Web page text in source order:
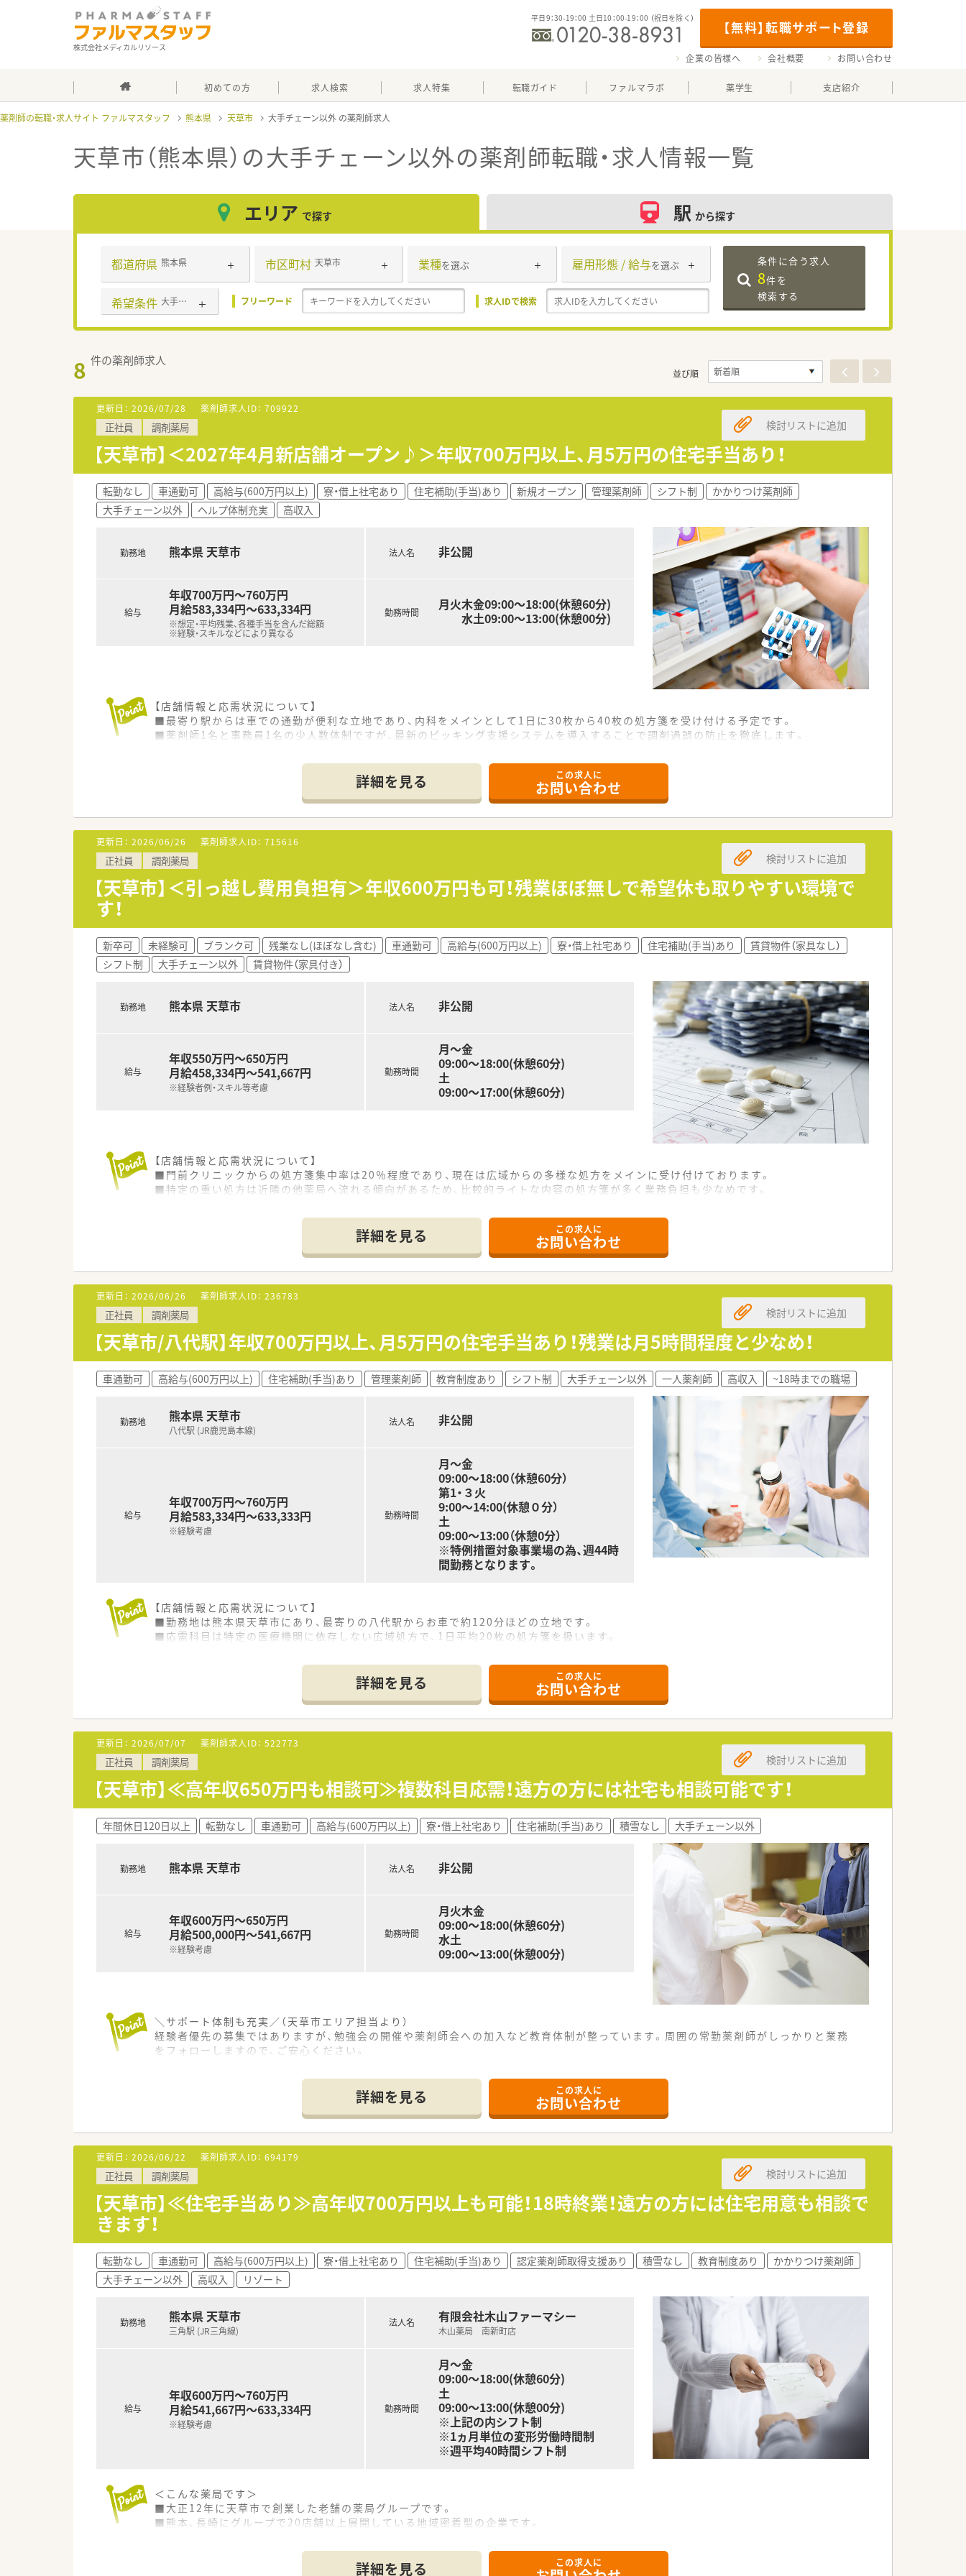
株式会社メディカルリソース
【無料】転職サポート登録
平日9：30-19：00 土日10：00-19：00 （祝日を除く）
企業の皆様へ 会社概要 お問い合わせ
初めての方 求人検索 求人特集 転職ガイド ファルマラボ 薬学生 支店紹介
薬剤師の転職・求人サイト ファルマスタッフ 熊本県 天草市 大手チェーン以外
天草市（熊本県）の大手チェーン以外の薬剤師転職・求人情報一覧
エリア で探す 駅 から探す
都道府県 熊本県 市区町村 天草市 業種を選ぶ 雇用形態 / 給与を選ぶ
希望条件 大手チェーン以外 フリーワード 求人IDで検索
条件に合う求人
8件を
検索する
8 件の薬剤師求人
並び順
更新日： 2026/07/28 薬剤師求人ID： 709922
正社員 調剤薬局
【天草市】＜2027年4月新店舗オープン♪＞年収700万円以上、月5万円の住宅手当あり！
検討リストに追加
転勤なし 車通勤可 高給与(600万円以上) 寮・借上社宅あり 住宅補助(手当)あり 新規オープン 管理薬剤師 シフト制
かかりつけ薬剤師
大手チェーン以外
ヘルプ体制充実 高収入
勤務地 熊本県 天草市
給与
年収700万円～760万円
月給583,334円～633,334円
※想定・平均残業、各種手当を含んだ総額
※経験・スキルなどにより異なる
法人名 非公開
勤務時間
月火木金09:00～18:00(休憩60分)
水土09:00～13:00(休憩00分)
【店舗情報と応需状況について】
■最寄り駅からは車での通勤が便利な立地であり、内科をメインとして1日に30枚から40枚の処方箋を受け付ける予定です。
■薬剤師1名と事務員1名の少人数体制ですが、最新のピッキング支援システムを導入することで調剤過誤の防止を徹底します。
■2027年4月の新店舗オープンに伴う急募案件であり、店舗運営の要となる管理薬剤師として活躍できる方を求めています。
■管理薬剤師の経験がある方はもちろん、一人薬剤師として責任を持って業務に取り組んだ経験をお持ちの方を歓迎いたします。
■地域の方々に信頼される薬局をゼロから共に作り上げ、円滑なコミュニケーションで周囲をリードできる方を募集しています。
【法人特徴について】
■歴史ある老舗企業であり、地域に密着した薬局グループとして21店舗を安定展開しています。
■年間1店舗から2店舗のペースで着実に新規出店を続けており、成長性と安定性を兼ね備えた経営基盤が大きな特徴です。
■グループ全店でピッキング支援システムを導入するなど、IT技術を積極的に活用して安全な調剤環境の整備に努めています。
■管理薬剤師候補として年収600万円から760万円の提示が可能であり、経験や実績を正当に評価する高待遇な案件です。
■遠方から転居を伴う入職を希望される方には、引越代や移動費用、さらには敷金礼金まで会社側で負担することが可能です。
■2027年4月の開院に向けたオープニングスタッフの募集ですので、新しい環境で自身の理想とする店舗作りが経験できます。
詳細を見る この求人に
お問い合わせ
更新日： 2026/06/26 薬剤師求人ID： 715616
正社員 調剤薬局
【天草市】＜引っ越し費用負担有＞年収600万円も可！残業ほぼ無しで希望休も取りやすい環境で
す！
検討リストに追加
新卒可 未経験可 ブランク可 残業なし(ほぼなし含む) 車通勤可 高給与(600万円以上) 寮・借上社宅あり 住宅補助(手当)あり
賃貸物件（家具なし）
シフト制
大手チェーン以外 賃貸物件（家具付き）
勤務地 熊本県 天草市
給与
年収550万円～650万円
月給458,334円～541,667円
※経験者例・スキル等考慮
法人名 非公開
勤務時間
月～金
09:00～18:00(休憩60分)
土
09:00～17:00(休憩60分)
【店舗情報と応需状況について】
■門前クリニックからの処方箋集中率は20％程度であり、現在は広域からの多様な処方をメインに受け付けております。
■特定の重い処方は近隣の他薬局へ流れる傾向があるため、比較的ライトな内容の処方箋が多く業務負担も少なめです。
■長年勤務されたベテラン薬剤師の退職に伴う欠員補充のため、今後の店舗運営を支えてくださる方を急募しております。
■経験者はもちろんのこと、ブランクのある方や未経験の方でも、地域医療に貢献したい意欲のある方を歓迎いたします。
■周囲のスタッフと協力し合い、円滑なコミュニケーションを取りながら業務に取り組める誠実な方を求めております。
【法人特徴について】
■八代市に本社を置く薬品会社が母体となって運営されているため、非常に強固で安心できる経営基盤が大きな魅力です。
■熊本県内を中心に福岡県まで計8店舗を展開しており、今後もさらなる店舗展開を見据えている成長中の企業です。
■社員の働きやすさを第一に考えながら、創業期の活気と地域密着のアットホームな雰囲気を両立させている法人です。
詳細を見る この求人に
お問い合わせ
更新日： 2026/06/26 薬剤師求人ID： 236783
正社員 調剤薬局
【天草市/八代駅】年収700万円以上、月5万円の住宅手当あり！残業は月5時間程度と少なめ！
検討リストに追加
車通勤可 高給与(600万円以上) 住宅補助(手当)あり 管理薬剤師 教育制度あり シフト制 大手チェーン以外 一人薬剤師 高収入 ~18時までの職場
勤務地 熊本県 天草市
八代駅 (JR鹿児島本線)
給与
年収700万円～760万円
月給583,334円～633,333円
※経験考慮
法人名 非公開
勤務時間
月～金
09:00～18:00（休憩60分）
第1・３火
9:00～14:00(休憩０分）
土
09:00～13:00（休憩0分）
※特例措置対象事業場の為、週44時
間勤務となります。
【店舗情報と応需状況について】
■勤務地は熊本県天草市にあり、最寄りの八代駅からお車で約120分ほどの立地です。
■応需科目は特定の医療機関に依存しない広域処方で、1日平均20枚の処方箋を扱います。
■大正12年に創業し、100年以上の歴史を誇る地域に根差した安定した薬局グループです。
■熊本県内に23店舗の調剤薬局を展開しており、今後も年間1〜2店舗の新規出店を計画中です。
■全店舗をオンラインで結び、月1回の勉強会を実施するなど、教育体制が非常に充実しています。
【こんな取り組みをしています】
■全店舗にピッキング支援システムを導入し、薬剤師の負担軽減と安全性向上を図ります。
■月に1度、全店の薬剤師が参加するインターネット会議で情報共有や研修を行っています。
■地域支援体制加算を算定しており、地域住民の健康サポートに積極的に取り組んでいます。
詳細を見る この求人に
お問い合わせ
更新日： 2026/07/07 薬剤師求人ID： 522773
正社員 調剤薬局
【天草市】≪高年収650万円も相談可≫複数科目応需！遠方の方には社宅も相談可能です！
検討リストに追加
年間休日120日以上 転勤なし 車通勤可 高給与(600万円以上) 寮・借上社宅あり 住宅補助(手当)あり 積雪なし 大手チェーン以外
勤務地 熊本県 天草市
給与
年収600万円～650万円
月給500,000円～541,667円
※経験考慮
法人名 非公開
勤務時間
月火木金
09:00～18:00(休憩60分)
水土
09:00～13:00(休憩00分)
＼サポート体制も充実／（天草市エリア担当より）
経験者優先の募集ではありますが、勉強会の開催や薬剤師会への加入など教育体制が整っています。周囲の常勤薬剤師がしっかりと業務
をフォローしますので、ご安心ください。
【店舗情報と応需状況について】
■最寄り駅や駅からの距離は確認中ですが熊本県天草市に位置しており車での通勤が非常に便利な調剤薬局です。
■応需科目は近隣の皮膚科クリニックがメインとなっており、さらに内科や小児科など幅広い科目を扱っています。
■処方箋は1日に70枚から80枚ほどとなっており、常に2名の常勤薬剤師が在籍して対応に当たっています。
【募集背景と求める人物像について】
■管理薬剤師が定期的な交代を希望されているため、新しく店舗を支えていただける正社員の欠員補充を行います。
■調剤業務の経験がある方を優先して採用しており、これまでに培ったスキルを存分に活かせる環境を整えています。
■年齢層は40代までの方を対象として想定しており、地域医療への貢献に高い意欲を持つ方を求めています。
【法人特徴について】
■在宅医療にも注力する法人であり、在宅専門薬局では担当制を採用して施設や個人宅への訪問服薬指導を行います。
■患者様が気軽に健康相談を行えるような環境づくりを心掛け、地域の方々の健康的な生活へ貢献を目指す法人です。
■地域の患者様から気軽に相談をしていただける薬局を目指し、積極的な健康相談や環境の整備に取り組んでいます。
■薬剤師会への加入を推奨しているほか定期的な勉強会の開催などを通じて、知識のブラッシュアップを図っています。
■法人として在宅訪問服薬指導の担当制を導入するなど、質の高い地域医療へ貢献するための基盤を構築しています。
詳細を見る この求人に
お問い合わせ
更新日： 2026/06/22 薬剤師求人ID： 694179
正社員 調剤薬局
【天草市】≪住宅手当あり≫高年収700万円以上も可能！18時終業！遠方の方には住宅用意も相談で
きます！
検討リストに追加
転勤なし 車通勤可 高給与(600万円以上) 寮・借上社宅あり 住宅補助(手当)あり 認定薬剤師取得支援あり 積雪なし 教育制度あり
かかりつけ薬剤師
大手チェーン以外
高収入 リゾート
勤務地 熊本県 天草市
三角駅 (JR三角線)
給与
年収600万円～760万円
月給541,667円～633,334円
※経験考慮
法人名 有限会社木山ファーマシー
木山薬局 南新町店
勤務時間
月～金
09:00～18:00(休憩60分)
土
09:00～13:00(休憩00分)
※上記の内シフト制
※1ヵ月単位の変形労働時間制
※週平均40時間シフト制
＜こんな薬局です＞
■大正12年に天草市で創業した老舗の薬局グループです。
■熊本、長崎にグループで20店舗以上展開している地域密着型の企業です。
■全店でピッキング支援システムを導入し、調剤過誤に努めています。
詳細を見る この求人に